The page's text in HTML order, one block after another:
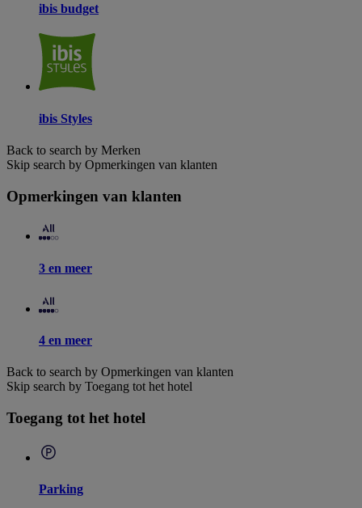
ibis budget
ibis Styles
Back to search by Merken
Skip search by Opmerkingen van klanten
Opmerkingen van klanten
3 en meer
4 en meer
Back to search by Opmerkingen van klanten
Skip search by Toegang tot het hotel
Toegang tot het hotel
Parking